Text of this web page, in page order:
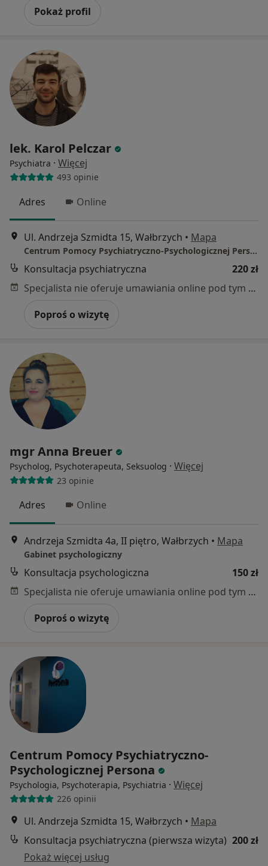
Pokaż profil
lek. Karol Pelczar
Psychiatra · Więcej
493 opinie
Adres Online
Ul. Andrzeja Szmidta 15, Wałbrzych • Mapa
Centrum Pomocy Psychiatryczno-Psychologicznej Persona
Konsultacja psychiatryczna
220 zł
Specjalista nie oferuje umawiania online pod tym adresem.
Poproś o wizytę
mgr Anna Breuer
Psycholog, Psychoterapeuta, Seksuolog · Więcej
23 opinie
Adres Online
Andrzeja Szmidta 4a, II piętro, Wałbrzych • Mapa
Gabinet psychologiczny
Konsultacja psychologiczna
150 zł
Specjalista nie oferuje umawiania online pod tym adresem.
Poproś o wizytę
Centrum Pomocy Psychiatryczno-
Psychologicznej Persona
Psychologia, Psychoterapia, Psychiatria · Więcej
226 opinii
Ul. Andrzeja Szmidta 15, Wałbrzych • Mapa
Konsultacja psychiatryczna (pierwsza wizyta) 200 zł
Pokaż więcej usług